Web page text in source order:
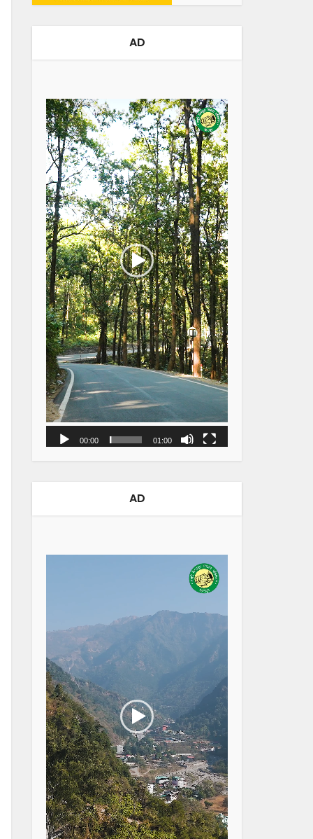
AD
00:00 01:00
AD